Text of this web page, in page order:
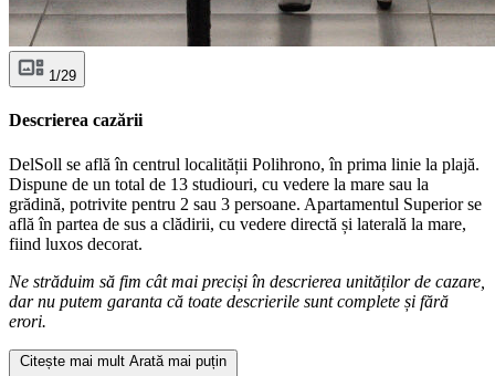
1/29
Descrierea cazării
DelSoll se află în centrul localității Polihrono, în prima linie la plajă.
Dispune de un total de 13 studiouri, cu vedere la mare sau la
grădină, potrivite pentru 2 sau 3 persoane. Apartamentul Superior se
află în partea de sus a clădirii, cu vedere directă și laterală la mare,
fiind luxos decorat.
Ne străduim să fim cât mai preciși în descrierea unităților de cazare,
dar nu putem garanta că toate descrierile sunt complete și fără
erori.
Citește mai mult Arată mai puțin